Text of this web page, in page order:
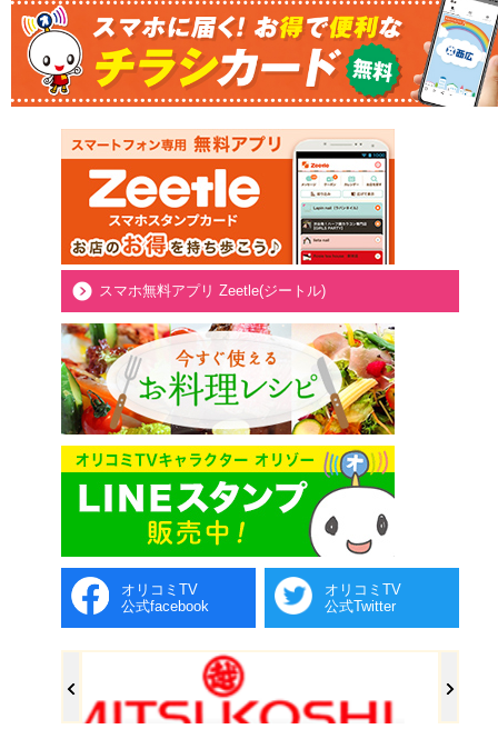
スマホ無料アプリ Zeetle(ジートル)
オリコミTV
公式facebook
オリコミTV
公式Twitter